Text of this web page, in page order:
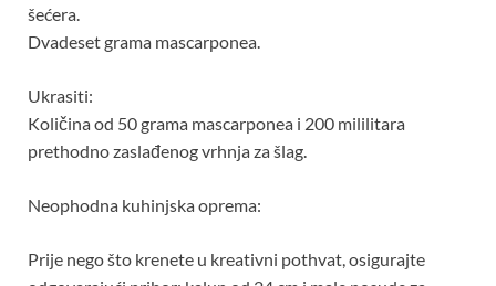
šećera.
Dvadeset grama mascarponea.
Ukrasiti:
Količina od 50 grama mascarponea i 200 mililitara
prethodno zaslađenog vrhnja za šlag.
Neophodna kuhinjska oprema:
Prije nego što krenete u kreativni pothvat, osigurajte